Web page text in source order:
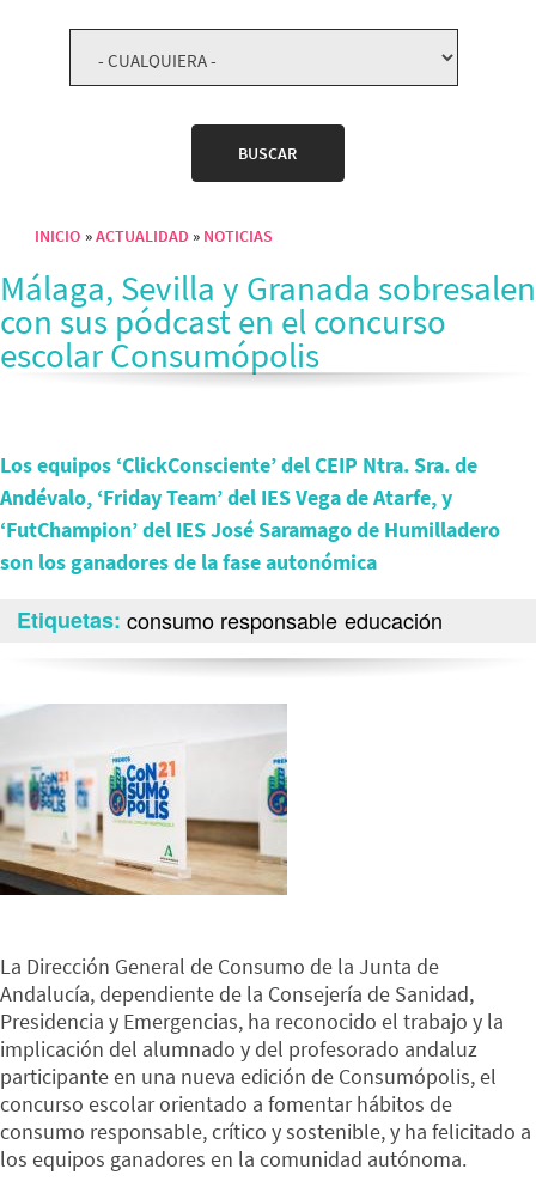
Sobrescribir enlaces de ayuda a la navegación
INICIO ACTUALIDAD NOTICIAS
Málaga, Sevilla y Granada sobresalen
con sus pódcast en el concurso
escolar Consumópolis
Los equipos ‘ClickConsciente’ del CEIP Ntra. Sra. de
Andévalo, ‘Friday Team’ del IES Vega de Atarfe, y
‘FutChampion’ del IES José Saramago de Humilladero
son los ganadores de la fase autonómica
Etiquetas consumo responsable educación
La Dirección General de Consumo de la Junta de
Andalucía, dependiente de la Consejería de Sanidad,
Presidencia y Emergencias, ha reconocido el trabajo y la
implicación del alumnado y del profesorado andaluz
participante en una nueva edición de Consumópolis, el
concurso escolar orientado a fomentar hábitos de
consumo responsable, crítico y sostenible, y ha felicitado a
los equipos ganadores en la comunidad autónoma.